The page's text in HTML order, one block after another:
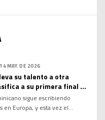
14 MAY. DE 2026
su talento a otra
a su primera final de
sigue escribiendo
en Europa, y esta vez el